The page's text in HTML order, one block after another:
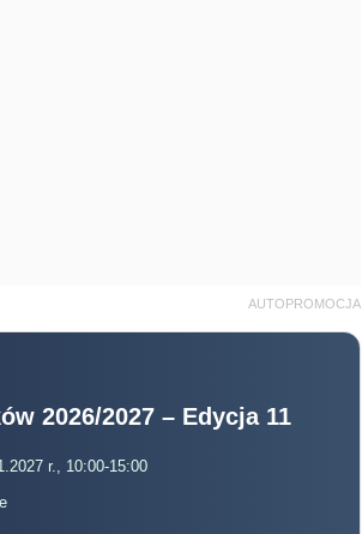
AUTOPROMOCJA
2026/2027 – Edycja 11
r., 10:00-15:00